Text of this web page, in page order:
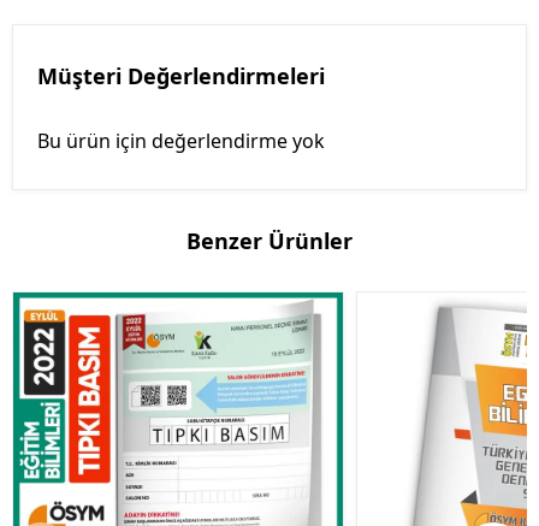
Müşteri Değerlendirmeleri
Bu ürün için değerlendirme yok
Benzer Ürünler